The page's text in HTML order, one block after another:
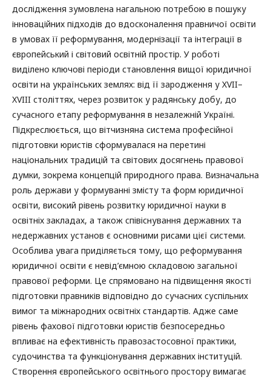
дослідження зумовлена нагальною потребою в пошуку
інноваційних підходів до вдосконалення правничої освіти
в умовах її реформування, модернізації та інтеграції в
європейський і світовий освітній простір. У роботі
виділено ключові періоди становлення вищої юридичної
освіти на українських землях: від її зародження у XVII–
XVIII століттях, через розвиток у радянську добу, до
сучасного етапу реформування в незалежній Україні.
Підкреслюється, що вітчизняна система професійної
підготовки юристів сформувалася на перетині
національних традицій та світових досягнень правової
думки, зокрема концепцій природного права. Визначальна
роль держави у формуванні змісту та форм юридичної
освіти, високий рівень розвитку юридичної науки в
освітніх закладах, а також співіснування державних та
недержавних установ є основними рисами цієї системи.
Особлива увага приділяється тому, що реформування
юридичної освіти є невід’ємною складовою загальної
правової реформи. Це спрямовано на підвищення якості
підготовки правників відповідно до сучасних суспільних
вимог та міжнародних освітніх стандартів. Адже саме
рівень фахової підготовки юристів безпосередньо
впливає на ефективність правозастосовної практики,
судочинства та функціонування державних інституцій.
Створення європейського освітнього простору вимагає